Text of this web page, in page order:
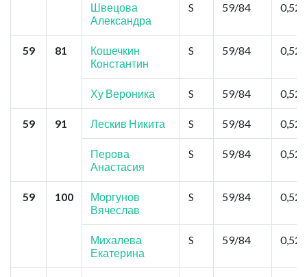
Швецова
Александра
S 59/84 0,52
59 81
Кошечкин
Константин
S 59/84 0,52
Ху Вероника S 59/84 0,52
59 91 Лескив Никита S 59/84 0,52
Перова
Анастасия
S 59/84 0,52
59 100
Моргунов
Вячеслав
S 59/84 0,52
Михалева
Екатерина
S 59/84 0,52